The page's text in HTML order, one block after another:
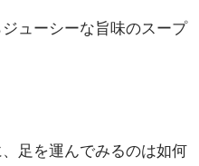
ューシーな旨味のスープ
足を運んでみるのは如何